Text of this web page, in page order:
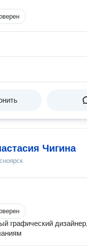
Чигина
графический